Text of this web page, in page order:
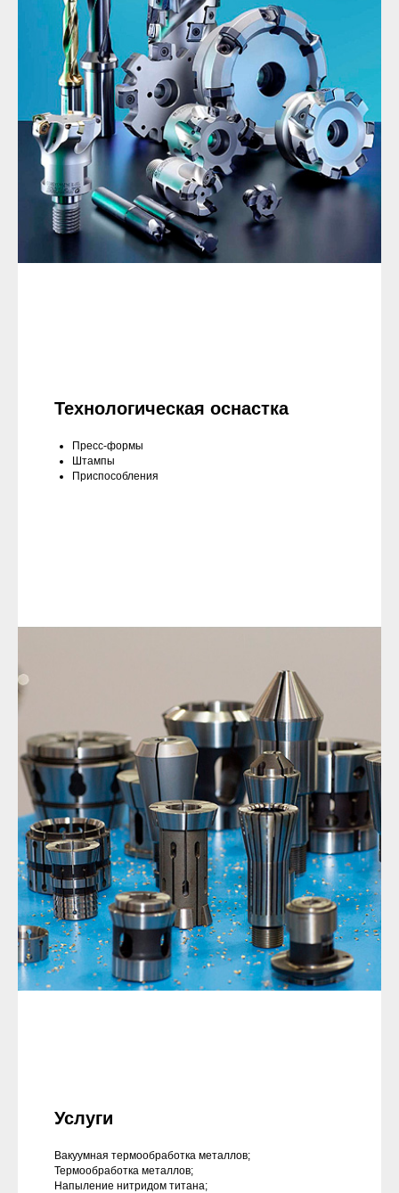
Технологическая оснастка
Пресс-формы
Штампы
Приспособления
Услуги
Вакуумная термообработка металлов;
Термообработка металлов;
Напыление нитридом титана;